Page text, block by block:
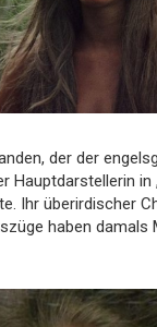
der der
Hauptdarstellerin in
Ihr überirdischer
haben damals